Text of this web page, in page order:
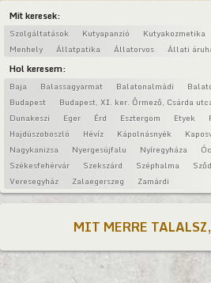
Mit keresek:
Szolgáltatások Kutyapanzió Kutyakozmetika
Menhely
Állatpatika Állatorvos Állati
Hol keresem:
Baja Balassagyarmat Balatonalmádi
Budapest
Budapest, XI. ker. Őrmező, Csárda
Dunakeszi
Eger Érd Esztergom Etyek
Hajdúszoboszló
Hévíz Kápolnásnyék
Nagykanizsa
Nyergesújfalu Nyíregyháza
Székesfehérvár
Szekszárd Széphalma
Veresegyház
Zalaegerszeg Zamárdi
MIT MERRE